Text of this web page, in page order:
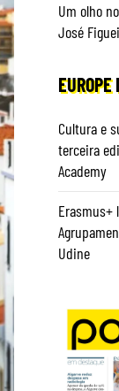
Um olho
José
Cultura e
terceira
Academy
Erasmus+
Udine